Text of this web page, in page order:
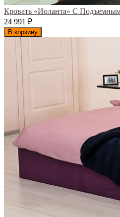
Кровать «Иоланта» С
24 991
₽
В корзину